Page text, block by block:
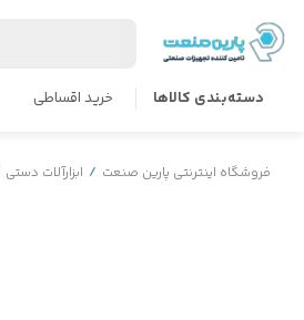
دسته‌بندی کالاها خرید اقساطی
فروشگاه اینترنتی پارین صنعت / ابزارآلات دستی